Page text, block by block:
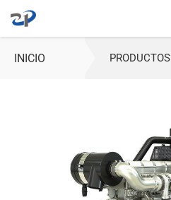
INICIO PRODUCTOS